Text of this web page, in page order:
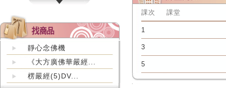
靜心念佛機
《大方廣佛華嚴經...
楞嚴經(5)DV...
課次 課堂
1
3
5